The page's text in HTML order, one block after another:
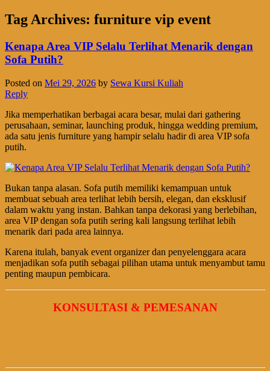
Tag Archives: furniture vip event
Kenapa Area VIP Selalu Terlihat Menarik dengan
Sofa Putih?
Posted on Mei 29, 2026 by Sewa Kursi Kuliah
Reply
Jika memperhatikan berbagai acara besar, mulai dari gathering
perusahaan, seminar, launching produk, hingga wedding premium,
ada satu jenis furniture yang hampir selalu hadir di area VIP sofa
putih.
Bukan tanpa alasan. Sofa putih memiliki kemampuan untuk
membuat sebuah area terlihat lebih bersih, elegan, dan eksklusif
dalam waktu yang instan. Bahkan tanpa dekorasi yang berlebihan,
area VIP dengan sofa putih sering kali langsung terlihat lebih
menarik dari pada area lainnya.
Karena itulah, banyak event organizer dan penyelenggara acara
menjadikan sofa putih sebagai pilihan utama untuk menyambut tamu
penting maupun pembicara.
KONSULTASI & PEMESANAN